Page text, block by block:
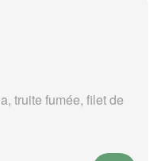
truite fumée, filet de